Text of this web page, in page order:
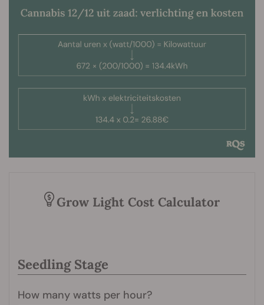
Grow Light Cost Calculator
Seedling Stage
How many watts per hour?